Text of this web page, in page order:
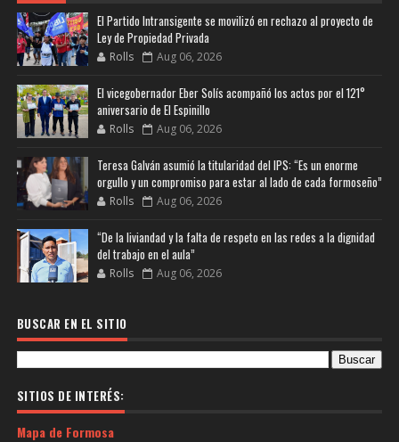
El Partido Intransigente se movilizó en rechazo al proyecto de
Ley de Propiedad Privada
Rolls Aug 06, 2026
El vicegobernador Eber Solís acompañó los actos por el 121°
aniversario de El Espinillo
Rolls Aug 06, 2026
Teresa Galván asumió la titularidad del IPS: “Es un enorme
orgullo y un compromiso para estar al lado de cada formoseño”
Rolls Aug 06, 2026
“De la liviandad y la falta de respeto en las redes a la dignidad
del trabajo en el aula”
Rolls Aug 06, 2026
BUSCAR EN EL SITIO
SITIOS DE INTERÉS:
Mapa de Formosa